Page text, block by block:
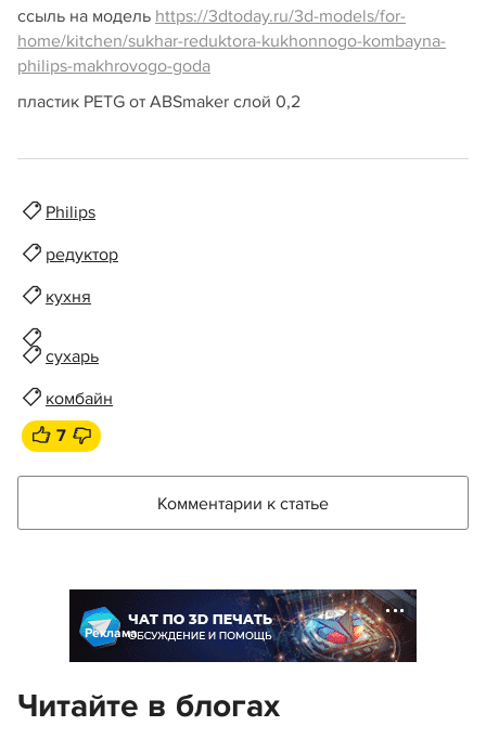
ссыль на модель https://3dtoday.ru/3d-models/for-
home/kitchen/sukhar-reduktora-kukhonnogo-kombayna-
philips-makhrovogo-goda
пластик PETG от ABSmaker cлой 0,2
Philips
редуктор
кухня
сухарь
комбайн
7
Комментарии к статье
Реклама
Читайте в блогах